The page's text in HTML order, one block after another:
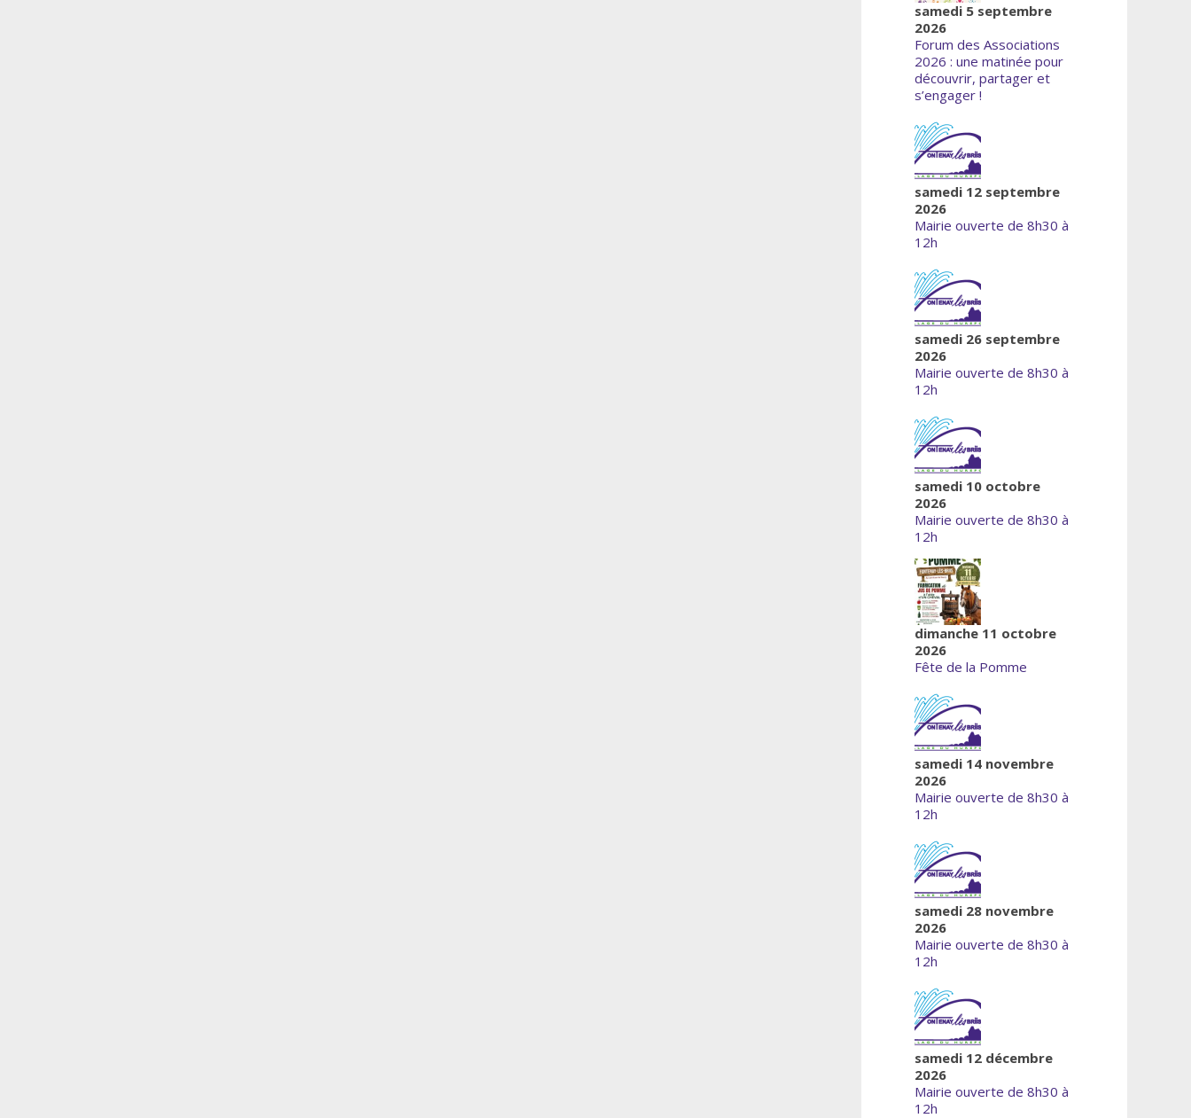
samedi 5 septembre
2026
Forum des Associations
2026 : une matinée pour
découvrir, partager et
s’engager !
samedi 12 septembre
2026
Mairie ouverte de 8h30 à
12h
samedi 26 septembre
2026
Mairie ouverte de 8h30 à
12h
samedi 10 octobre
2026
Mairie ouverte de 8h30 à
12h
dimanche 11 octobre
2026
Fête de la Pomme
samedi 14 novembre
2026
Mairie ouverte de 8h30 à
12h
samedi 28 novembre
2026
Mairie ouverte de 8h30 à
12h
samedi 12 décembre
2026
Mairie ouverte de 8h30 à
12h